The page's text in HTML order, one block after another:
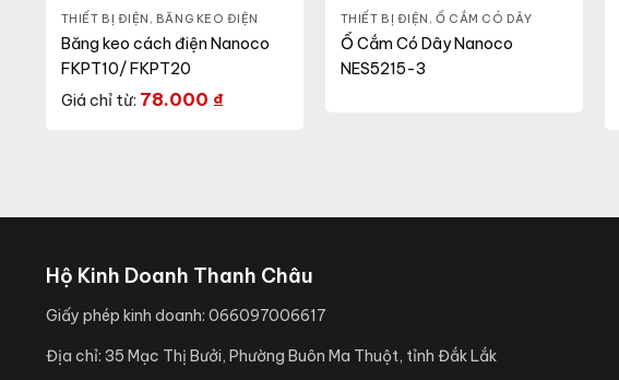
THIẾT BỊ ĐIỆN , BĂNG KEO ĐIỆN
Băng keo cách điện Nanoco
FKPT10/ FKPT20
Giá chỉ từ: 78.000 ₫
THIẾT BỊ ĐIỆN , Ổ CẮM CÓ DÂY
Ổ Cắm Có Dây Nanoco
NES5215-3
Hộ Kinh Doanh Thanh Châu
Giấy phép kinh doanh: 066097006617
Địa chỉ: 35 Mạc Thị Bưởi, Phường Buôn Ma Thuột, tỉnh Đắk Lắk